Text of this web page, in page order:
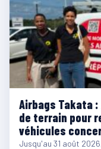
Airbags Takata :
de terrain pour
véhicules
Jusqu'au 31 août